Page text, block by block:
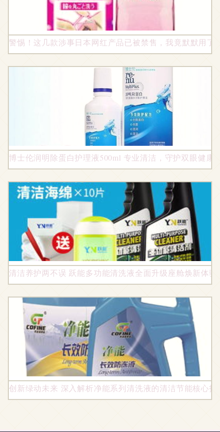
警惕！这几款涉事日本网红产品已被禁售，我竟默默用
博士伦润明除蛋白护理液500ml 专业清洁，守护双眼健康
清洁养护两不误 跃能多功能清洗液全面升级座舱焕新体验
创新绿动未来 深入解析净能系列清洗液的清洁节能核心技